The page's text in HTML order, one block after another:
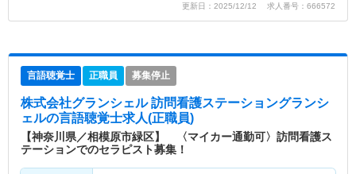
更新日：2025/12/12 求人番号：666572
言語聴覚士 正職員 募集停止
株式会社グランシェル 訪問看護ステーショングランシ
ェルの言語聴覚士求人(正職員)
【神奈川県／相模原市緑区】 〈マイカー通勤可〉訪問看護ス
テーションでのセラピスト募集！